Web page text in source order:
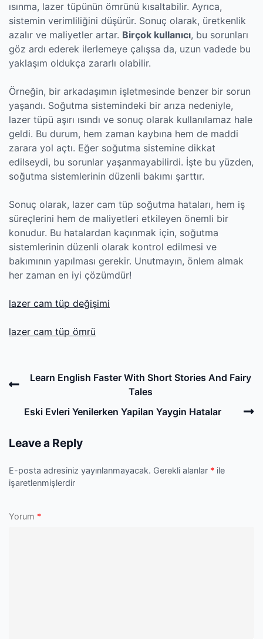
ısınma, lazer tüpünün ömrünü kısaltabilir. Ayrıca,
sistemin verimliliğini düşürür. Sonuç olarak, üretkenlik
azalır ve maliyetler artar. Birçok kullanıcı, bu sorunları
göz ardı ederek ilerlemeye çalışsa da, uzun vadede bu
yaklaşım oldukça zararlı olabilir.
Örneğin, bir arkadaşımın işletmesinde benzer bir sorun
yaşandı. Soğutma sistemindeki bir arıza nedeniyle,
lazer tüpü aşırı ısındı ve sonuç olarak kullanılamaz hale
geldi. Bu durum, hem zaman kaybına hem de maddi
zarara yol açtı. Eğer soğutma sistemine dikkat
edilseydi, bu sorunlar yaşanmayabilirdi. İşte bu yüzden,
soğutma sistemlerinin düzenli bakımı şarttır.
Sonuç olarak, lazer cam tüp soğutma hataları, hem iş
süreçlerini hem de maliyetleri etkileyen önemli bir
konudur. Bu hatalardan kaçınmak için, soğutma
sistemlerinin düzenli olarak kontrol edilmesi ve
bakımının yapılması gerekir. Unutmayın, önlem almak
her zaman en iyi çözümdür!
lazer cam tüp değişimi
lazer cam tüp ömrü
Post
PreviousLearn English Faster With Short Stories And Fairy
Tales
Eski Evleri Yenilerken Yapilan Yaygin Hatalar
Leave a Reply
E-posta adresiniz yayınlanmayacak. Gerekli alanlar * ile
işaretlenmişlerdir
Yorum *